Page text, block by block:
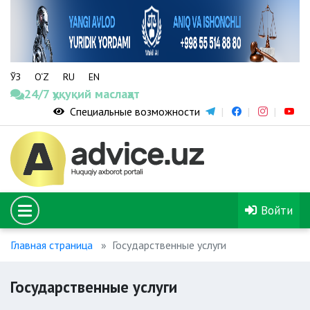
ЎЗ O‘Z RU EN
24/7 ҳуқуқий маслаҳат
Специальные возможности
Войти
Главная страница Государственные услуги
Государственные услуги